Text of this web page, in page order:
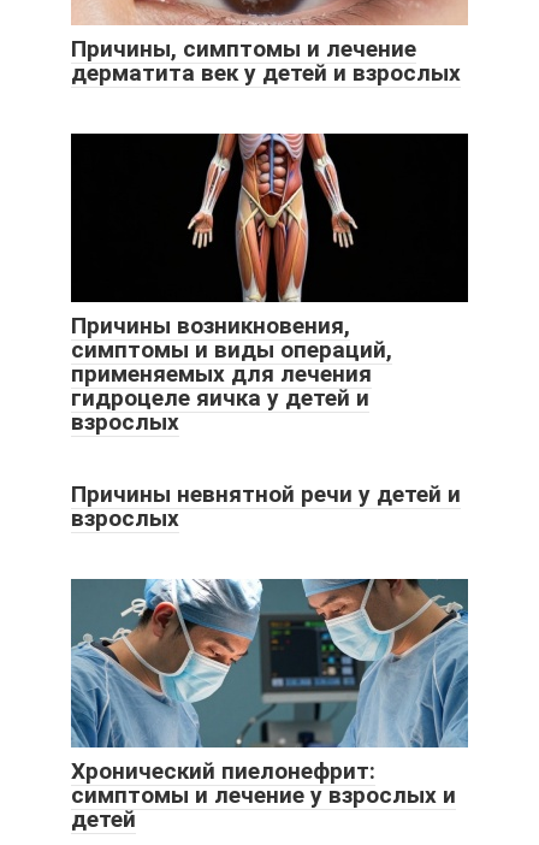
Причины, симптомы и лечение
дерматита век у детей и взрослых
Причины возникновения,
симптомы и виды операций,
применяемых для лечения
гидроцеле яичка у детей и
взрослых
Причины невнятной речи у детей и
взрослых
Хронический пиелонефрит:
симптомы и лечение у взрослых и
детей